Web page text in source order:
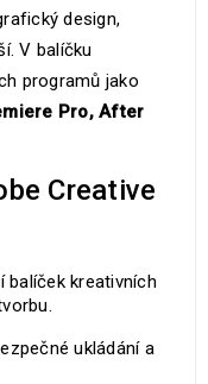
design,
V balíčku
programů jako
Pro, After
Creative
balíček kreativních
ukládání a